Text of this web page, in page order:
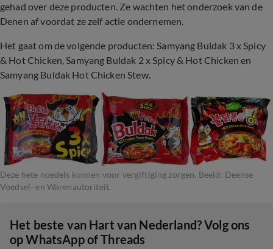
gehad over deze producten. Ze wachten het onderzoek van de
Denen af voordat ze zelf actie ondernemen.
Het gaat om de volgende producten: Samyang Buldak 3 x Spicy
& Hot Chicken, Samyang Buldak 2 x Spicy & Hot Chicken en
Samyang Buldak Hot Chicken Stew.
Deze hete noedels kunnen voor vergiftiging zorgen. Beeld: Deense
Voedsel- en Warenautoriteit.
Het beste van Hart van Nederland? Volg ons
op WhatsApp of Threads